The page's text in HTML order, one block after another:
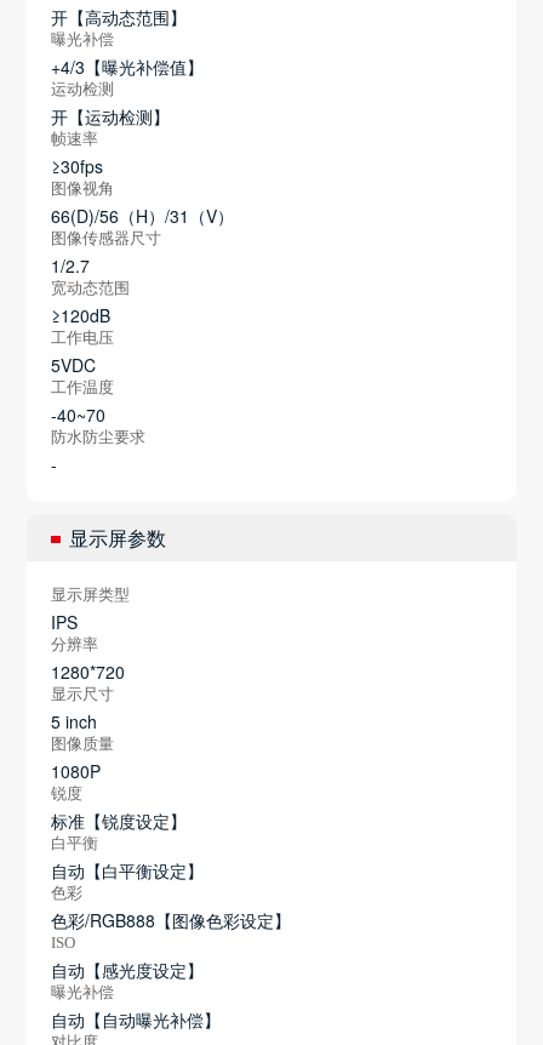
开【高动态范围】
曝光补偿
+4/3【曝光补偿值】
运动检测
开【运动检测】
帧速率
≥30fps
图像视角
66(D)/56（H）/31（V）
图像传感器尺寸
1/2.7
宽动态范围
≥120dB
工作电压
5VDC
工作温度
-40~70
防水防尘要求
-
显示屏参数
显示屏类型
IPS
分辨率
1280*720
显示尺寸
5 inch
图像质量
1080P
锐度
标准【锐度设定】
白平衡
自动【白平衡设定】
色彩
色彩/RGB888【图像色彩设定】
ISO
自动【感光度设定】
曝光补偿
自动【自动曝光补偿】